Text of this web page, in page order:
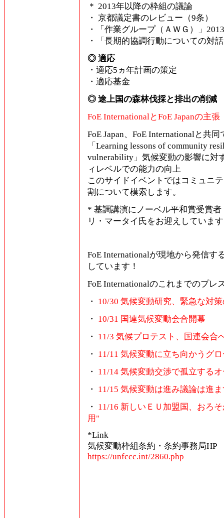
＊ 2013年以降の枠組の議論
・ 京都議定書のレビュー（9条）
・「作業グループ（ＡＷＧ）」
・「長期的協調行動についての対
◎ 適応
・適応5ヵ年計画の策定
・適応基金
◎ 途上国の森林伐採と排出の削減
FoE InternationalとFoE Japanの主張
FoE Japan、FoE Internationalと共
「Learning lessons of community
vulnerability」気候変動の影響に対
ィレベルでの能力の向上
このサイドイベントではコミュニ
割について模索します。
* 基調講演にノーベル平和賞受賞
リ・マータイ氏をお迎えしていま
FoE Internationalが現地から発信す
しています！
FoE Internationalのこれまでのプレ
・ 10/30 気候変動研究、緊急な対
・ 10/31 国連気候変動会合開幕
・ 11/3 気候プロテスト、国連会合
・ 11/11 気候変動に立ち向かうグ
・ 11/14 気候変動交渉で孤立する
・ 11/15 気候変動は進み議論は進
・ 11/16 新しいＥＵ加盟国、おろ
用"
*Link
気候変動枠組条約・条約事務局HP
https://unfccc.int/2860.php